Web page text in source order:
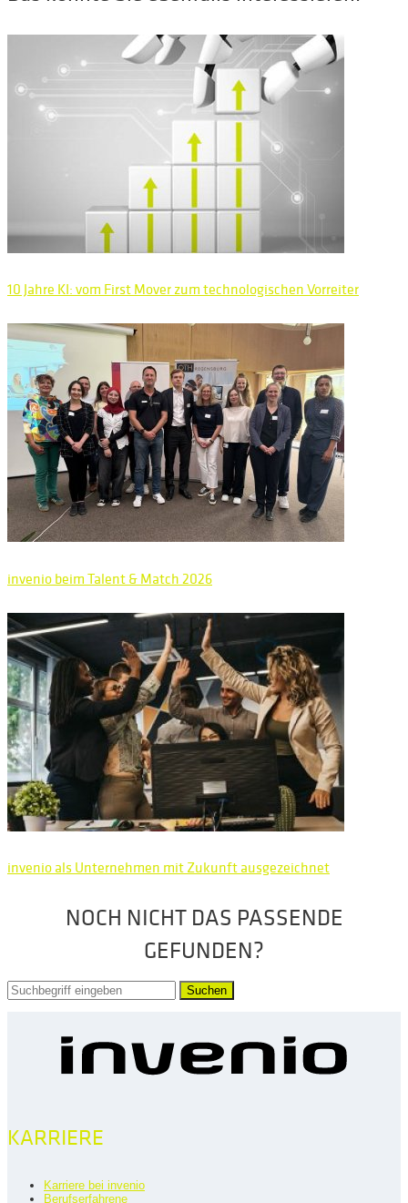
10 Jahre KI: vom First Mover zum technologischen Vorreiter
invenio beim Talent & Match 2026
invenio als Unternehmen mit Zukunft ausgezeichnet
NOCH NICHT DAS PASSENDE
GEFUNDEN?
Suchen
KARRIERE
Karriere bei invenio
Berufserfahrene